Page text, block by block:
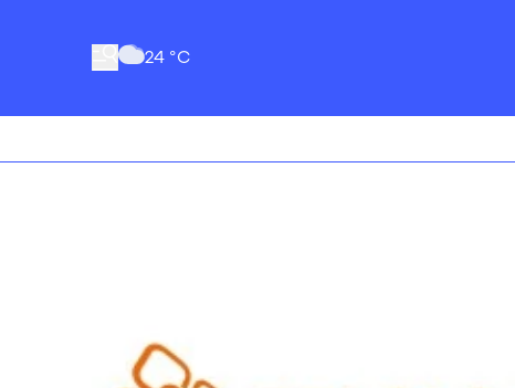
24 °C